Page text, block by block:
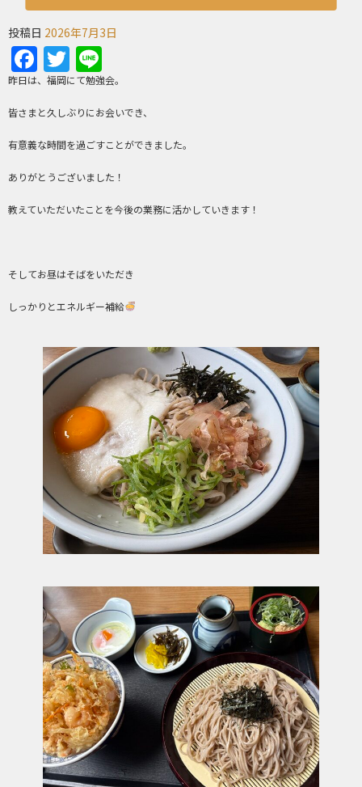
投稿日 2026年7月3日
Facebook
Twitter
昨日は、福岡にて勉強会。
皆さまと久しぶりにお会いでき、
有意義な時間を過ごすことができました。
ありがとうございました！
教えていただいたことを今後の業務に活かしていきます！
そしてお昼はそばをいただき
しっかりとエネルギー補給